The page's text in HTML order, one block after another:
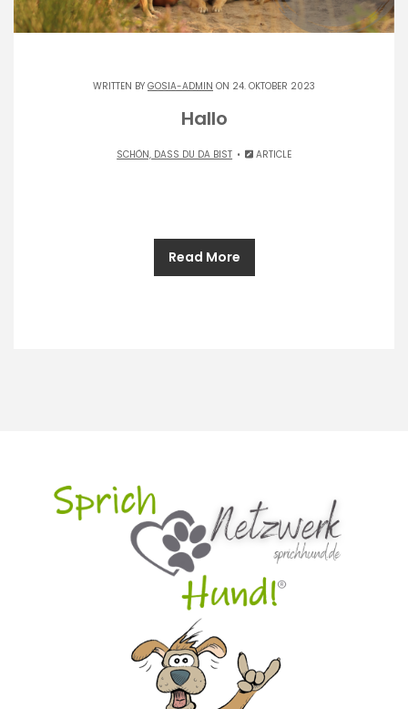
WRITTEN BY GOSIA-ADMIN ON 24. OKTOBER 2023
Hallo
SCHÖN, DASS DU DA BIST ARTICLE
Read More